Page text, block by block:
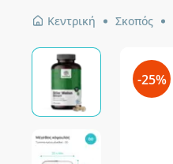
Κεντρική Σκοπός
-25%